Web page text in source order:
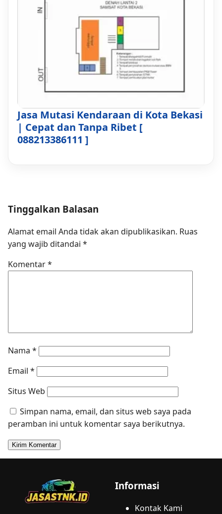
Jasa Mutasi Kendaraan di Kota Bekasi
| Cepat dan Tanpa Ribet [
088213386111 ]
Tinggalkan Balasan
Alamat email Anda tidak akan dipublikasikan. Ruas
yang wajib ditandai *
Komentar*
Nama *
Email *
Situs Web
Simpan nama, email, dan situs web saya pada
peramban ini untuk komentar saya berikutnya.
Informasi
Kontak Kami